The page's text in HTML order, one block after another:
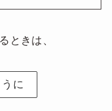
ときは、
に